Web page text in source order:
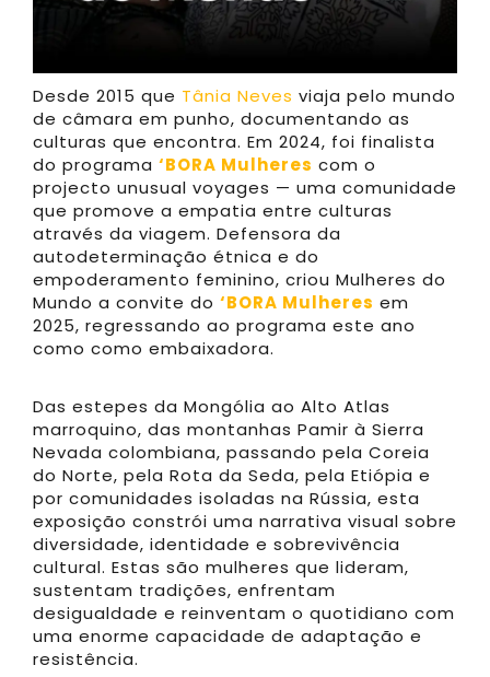
Desde 2015 que Tânia Neves viaja pelo mundo
de câmara em punho, documentando as
culturas que encontra. Em 2024, foi finalista
do programa ‘BORA Mulheres com o
projecto unusual voyages — uma comunidade
que promove a empatia entre culturas
através da viagem. Defensora da
autodeterminação étnica e do
empoderamento feminino, criou Mulheres do
Mundo a convite do ‘BORA Mulheres em
2025, regressando ao programa este ano
como como embaixadora.
Das estepes da Mongólia ao Alto Atlas
marroquino, das montanhas Pamir à Sierra
Nevada colombiana, passando pela Coreia
do Norte, pela Rota da Seda, pela Etiópia e
por comunidades isoladas na Rússia, esta
exposição constrói uma narrativa visual sobre
diversidade, identidade e sobrevivência
cultural. Estas são mulheres que lideram,
sustentam tradições, enfrentam
desigualdade e reinventam o quotidiano com
uma enorme capacidade de adaptação e
resistência.